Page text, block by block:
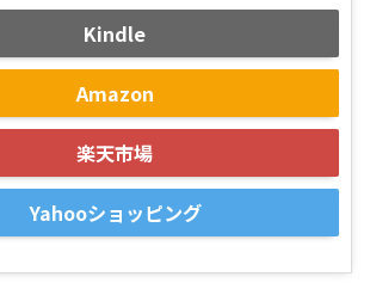
Kindle
Amazon
楽天市場
Yahooショッピング